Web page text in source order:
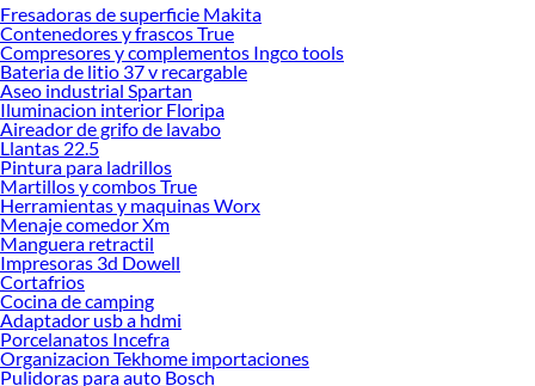
proyectos en las mejores marcas de calidad y con garantía.
Precios de Muebles en Sodimac Perú
Si buscar ahorrar, estás en la tienda correcta porque en Sodimac tenemos
nuestra política de precios bajos garantizados en Muebles, así que no dudes más
y compra online este producto con sus complementos para que termines tu
proyecto al 100% a un costo económico. Además, elige entre las opciones de
delivery o recojo en tienda.
Las mejores marcas de Muebles
Sabemos que la calidad, confianza y seguridad son factores importantes al
momento de decidir qué modelo comprar, por ello contamos con una amplia
oferta de marcas prestigiosas y reconocidas en Muebles. De esta manera,
inviertes en durabilidad, rendimiento, excelencia y satisfacción garantizada.
Fresadoras de superficie Makita
Contenedores y frascos True
Compresores y complementos Ingco tools
Bateria de litio 37 v recargable
Aseo industrial Spartan
Iluminacion interior Floripa
Aireador de grifo de lavabo
Llantas 22.5
Pintura para ladrillos
Martillos y combos True
Herramientas y maquinas Worx
Menaje comedor Xm
Manguera retractil
Impresoras 3d Dowell
Cortafrios
Cocina de camping
Adaptador usb a hdmi
Porcelanatos Incefra
Organizacion Tekhome importaciones
Pulidoras para auto Bosch